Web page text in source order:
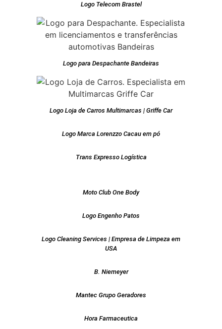
Logo Telecom Brastel
Logo para Despachante Bandeiras
Logo Loja de Carros Multimarcas | Griffe Car
Logo Marca Lorenzzo Cacau em pó
Trans Expresso Logística
Moto Club One Body
Logo Engenho Patos
Logo Cleaning Services | Empresa de Limpeza em
USA
B. Niemeyer
Mantec Grupo Geradores
Hora Farmaceutica